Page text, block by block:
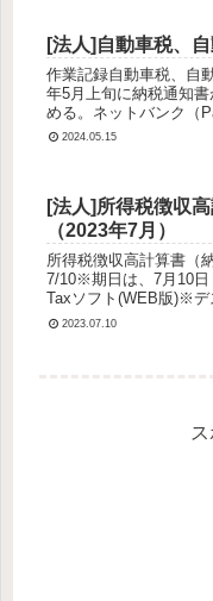
[法人]自動車税、
作業記録自動車税、自
年5月上旬に納税通知
める。ネットバンク（
約3万円支払いました
2024.05.15
[法人]所得税徴収
（2023年7月）
所得税徴収高計算書（
7/10※期日は、7月10日
Taxソフト(WEB版)※デ
ちで出していた。次回
2023.07.10